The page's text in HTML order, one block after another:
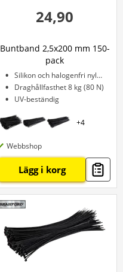
24,90
Buntband 2,5x200 mm 150-
pack
Silikon och halogenfri nylon
Draghållfasthet 8 kg (80 N)
UV-beständig
+4
Webbshop
Lägg i korg